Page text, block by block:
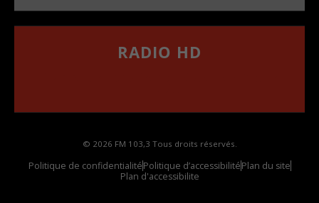
RADIO HD
© 2026 FM 103,3 Tous droits réservés.
Politique de confidentialitéPolitique d’accessibilitéPlan du site
Plan d'accessibilite